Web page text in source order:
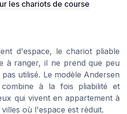
les chariots de course
d'espace, le chariot pliable
à ranger, il ne prend que peu
utilisé. Le modèle Andersen
combine à la fois pliabilité et
qui vivent en appartement à
où l'espace est réduit.